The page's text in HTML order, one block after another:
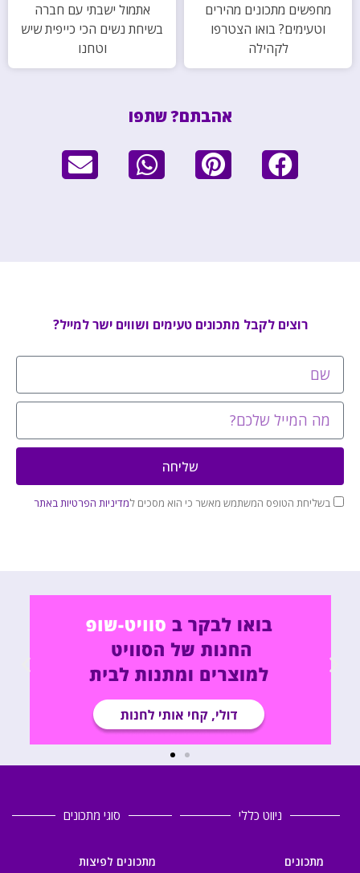
מחפשים מתכונים מהירים
וטעימים? בואו הצטרפו
לקהילה
אתמול ישבתי עם חברה
בשיחת נשים הכי כייפית שיש
וטחנו
אהבתם? שתפו
רוצים לקבל מתכונים טעימים ושווים ישר למייל?
בשליחת הטופס המשתמש מאשר כי הוא מסכים למדיניות הפרטיות באתר
שליחה
ניווט כללי
מתכונים
סוגי מתכונים
מתכונים לפיצות